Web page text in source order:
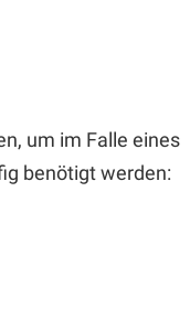
um im Falle eines
benötigt werden: